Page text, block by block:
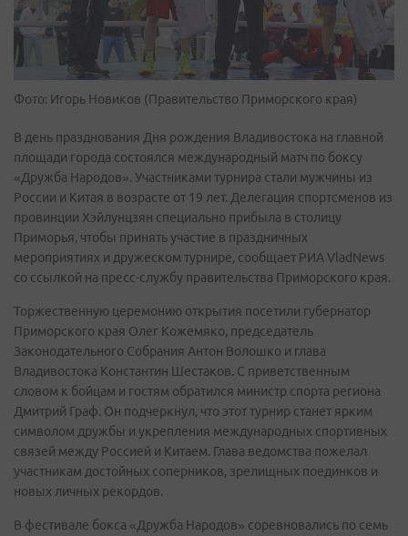
Фото: Игорь Новиков (Правительство Приморского края)
В день празднования Дня рождения Владивостока на главной
площади города состоялся международный матч по боксу
«Дружба Народов». Участниками турнира стали мужчины из
России и Китая в возрасте от 19 лет. Делегация спортсменов из
провинции Хэйлунцзян специально прибыла в столицу
Приморья, чтобы принять участие в праздничных
мероприятиях и дружеском турнире, сообщает РИА VladNews
со ссылкой на пресс-службу правительства Приморского края.
Торжественную церемонию открытия посетили губернатор
Приморского края Олег Кожемяко, председатель
Законодательного Собрания Антон Волошко и глава
Владивостока Константин Шестаков. С приветственным
словом к бойцам и гостям обратился министр спорта региона
Дмитрий Граф. Он подчеркнул, что этот турнир станет ярким
символом дружбы и укрепления международных спортивных
связей между Россией и Китаем. Глава ведомства пожелал
участникам достойных соперников, зрелищных поединков и
новых личных рекордов.
В фестивале бокса «Дружба Народов» соревновались по семь